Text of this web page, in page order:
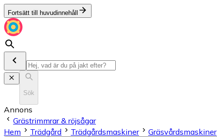
Fortsätt till huvudinnehåll
Sök
Annons
Grästrimmrar & röjsågar
Hem
Trädgård Trädgårdsmaskiner Gräsvårdsmaskiner